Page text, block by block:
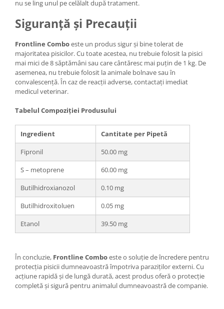
nu se ling unul pe celălalt după tratament.
Siguranță și Precauții
Frontline Comboeste un produs sigur și bine tolerat de
majoritatea pisicilor. Cu toate acestea, nu trebuie folosit la pisici
mai mici de 8 săptămâni sau care cântăresc mai puțin de 1 kg. De
asemenea, nu trebuie folosit la animale bolnave sau în
convalescență. În caz de reacții adverse, contactați imediat
medicul veterinar.
Tabelul Compoziției Produsului
Ingredient
Cantitate per Pipetă
Fipronil
50.00 mg
S – metoprene
60.00 mg
Butilhidroxianozol
0.10 mg
Butilhidroxitoluen
0.05 mg
Etanol
39.50 mg
În concluzie, Frontline Comboeste o soluție de încredere pentru
protecția pisicii dumneavoastră împotriva paraziților externi. Cu
acțiune rapidă și de lungă durată, acest produs oferă o protecție
completă și sigură pentru animalul dumneavoastră de companie.